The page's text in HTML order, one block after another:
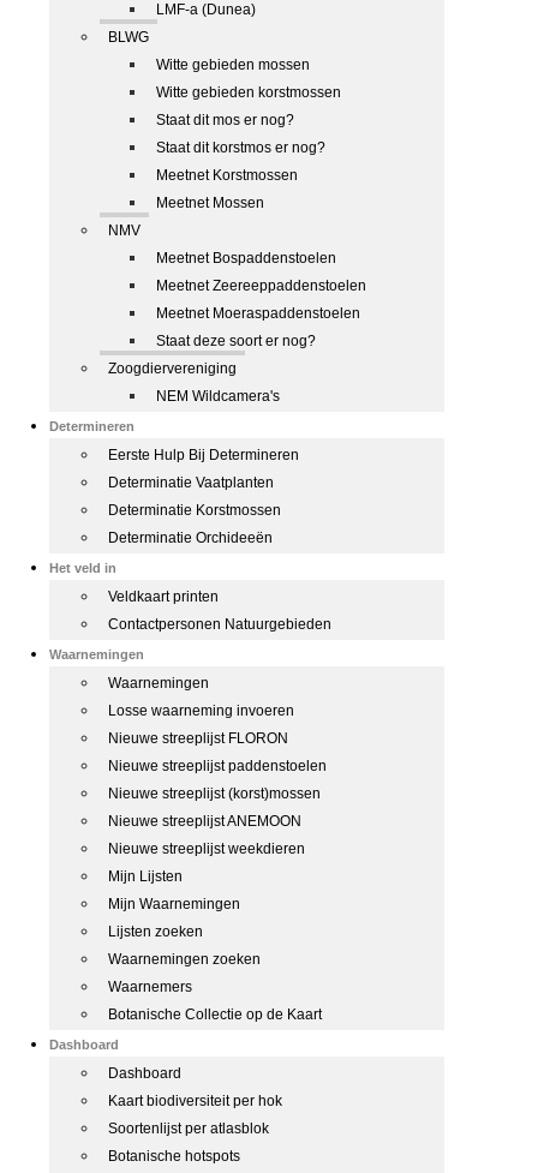
LMF-a (Dunea)
BLWG
Witte gebieden mossen
Witte gebieden korstmossen
Staat dit mos er nog?
Staat dit korstmos er nog?
Meetnet Korstmossen
Meetnet Mossen
NMV
Meetnet Bospaddenstoelen
Meetnet Zeereeppaddenstoelen
Meetnet Moeraspaddenstoelen
Staat deze soort er nog?
Zoogdiervereniging
NEM Wildcamera's
Determineren
Eerste Hulp Bij Determineren
Determinatie Vaatplanten
Determinatie Korstmossen
Determinatie Orchideeën
Het veld in
Veldkaart printen
Contactpersonen Natuurgebieden
Waarnemingen
Waarnemingen
Losse waarneming invoeren
Nieuwe streeplijst FLORON
Nieuwe streeplijst paddenstoelen
Nieuwe streeplijst (korst)mossen
Nieuwe streeplijst ANEMOON
Nieuwe streeplijst weekdieren
Mijn Lijsten
Mijn Waarnemingen
Lijsten zoeken
Waarnemingen zoeken
Waarnemers
Botanische Collectie op de Kaart
Dashboard
Dashboard
Kaart biodiversiteit per hok
Soortenlijst per atlasblok
Botanische hotspots